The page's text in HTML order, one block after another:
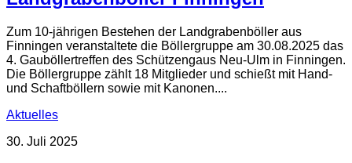
Zum 10-jährigen Bestehen der Landgrabenböller aus
Finningen veranstaltete die Böllergruppe am 30.08.2025 das
4. Gauböllertreffen des Schützengaus Neu-Ulm in Finningen.
Die Böllergruppe zählt 18 Mitglieder und schießt mit Hand-
und Schaftböllern sowie mit Kanonen....
Aktuelles
30. Juli 2025